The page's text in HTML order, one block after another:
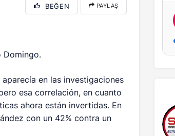
BEĞEN PAYLAŞ
Domingo.
en las investigaciones
esa correlación, en cuanto
ahora están invertidas. En
con un 42% contra un